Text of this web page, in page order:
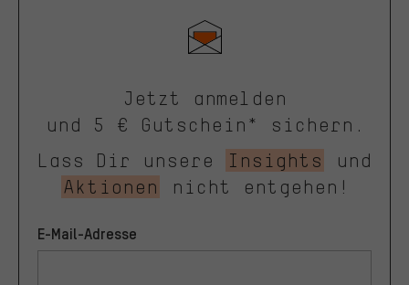
Jetzt anmelden
und 5 € Gutschein* sichern.
Lass Dir unsere
Insights
und
Aktionen
nicht entgehen!
E-Mail-Adresse